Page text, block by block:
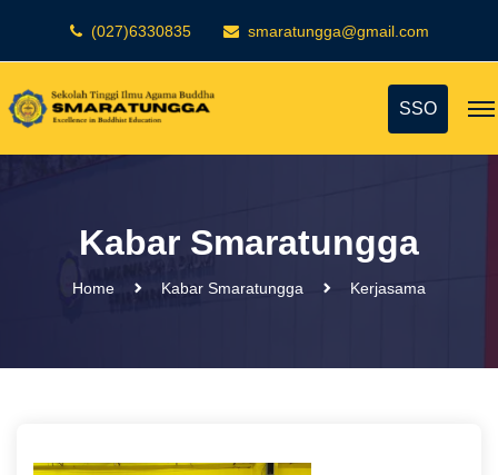
(027)6330835 smaratungga@gmail.com
SSO
Kabar Smaratungga
Home Kabar Smaratungga Kerjasama